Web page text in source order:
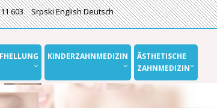
603 SrpskiEnglishDeutsch
KINDERZAHNMEDIZIN
ÄSTHETISCHE
ZAHNMEDIZIN